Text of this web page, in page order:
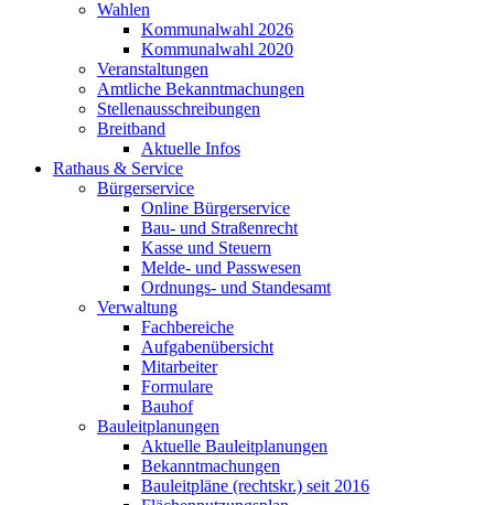
Wahlen
Kommunalwahl 2026
Kommunalwahl 2020
Veranstaltungen
Amtliche Bekanntmachungen
Stellenausschreibungen
Breitband
Aktuelle Infos
Rathaus & Service
Bürgerservice
Online Bürgerservice
Bau- und Straßenrecht
Kasse und Steuern
Melde- und Passwesen
Ordnungs- und Standesamt
Verwaltung
Fachbereiche
Aufgabenübersicht
Mitarbeiter
Formulare
Bauhof
Bauleitplanungen
Aktuelle Bauleitplanungen
Bekanntmachungen
Bauleitpläne (rechtskr.) seit 2016